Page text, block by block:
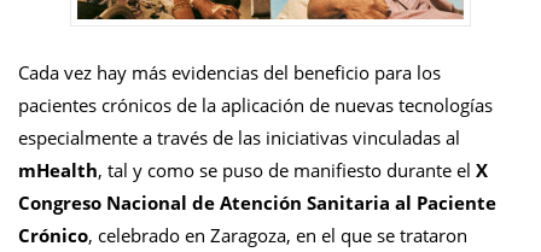
Cada vez hay más evidencias del beneficio para los
pacientes crónicos de la aplicación de nuevas tecnologías
especialmente a través de las iniciativas vinculadas al
mHealth, tal y como se puso de manifiesto durante el X
Congreso Nacional de Atención Sanitaria al Paciente
Crónico, celebrado en Zaragoza, en el que se trataron